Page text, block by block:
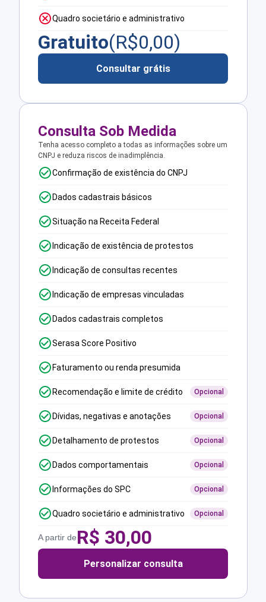
Quadro societário e administrativo
Gratuito(R$0,00)
Consultar grátis
Consulta Sob Medida
Tenha acesso completo a todas as informações sobre um
CNPJ e reduza riscos de inadimplência.
Confirmação de existência do CNPJ
Dados cadastrais básicos
Situação na Receita Federal
Indicação de existência de protestos
Indicação de consultas recentes
Indicação de empresas vinculadas
Dados cadastrais completos
Serasa Score Positivo
Faturamento ou renda presumida
Recomendação e limite de crédito Opcional
Dívidas, negativas e anotações Opcional
Detalhamento de protestos Opcional
Dados comportamentais Opcional
Informações do SPC Opcional
Quadro societário e administrativo Opcional
A partir deR$ 30,00
Personalizar consulta